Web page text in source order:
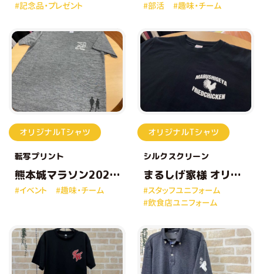
ジナルプリントトー
#記念品・プレゼント プ
#部活 #趣味・チーム
オリジナルTシャツ
転写プリント
熊本城マラソン2025
オリジナルプリントT
シャツ
#イベント #趣味・チーム
オリジナルTシャツ
シルクスクリーン
まるしげ家様 オリジ
ナルプリントTシャツ
#スタッフユニフォーム
#飲食店ユニフォーム